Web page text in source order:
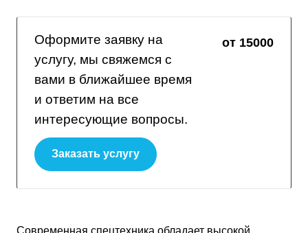
Оформите заявку на
услугу, мы свяжемся с
вами в ближайшее время
и ответим на все
интересующие вопросы.
от 15000
Заказать услугу
Современная спецтехника обладает высокой